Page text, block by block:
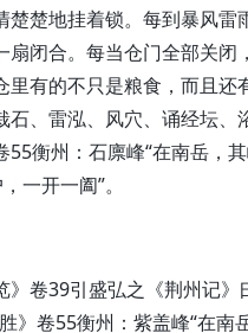
楚地挂着锁。每到暴风雷
闭合。每当仓门全部关闭
有的不只是粮食，而且还
、雷泓、风穴、诵经坛、
衡州：石廪峰“在南岳，
一开一阖”。
卷39引盛弘之《荆州记》
》卷55衡州：紫盖峰“在南